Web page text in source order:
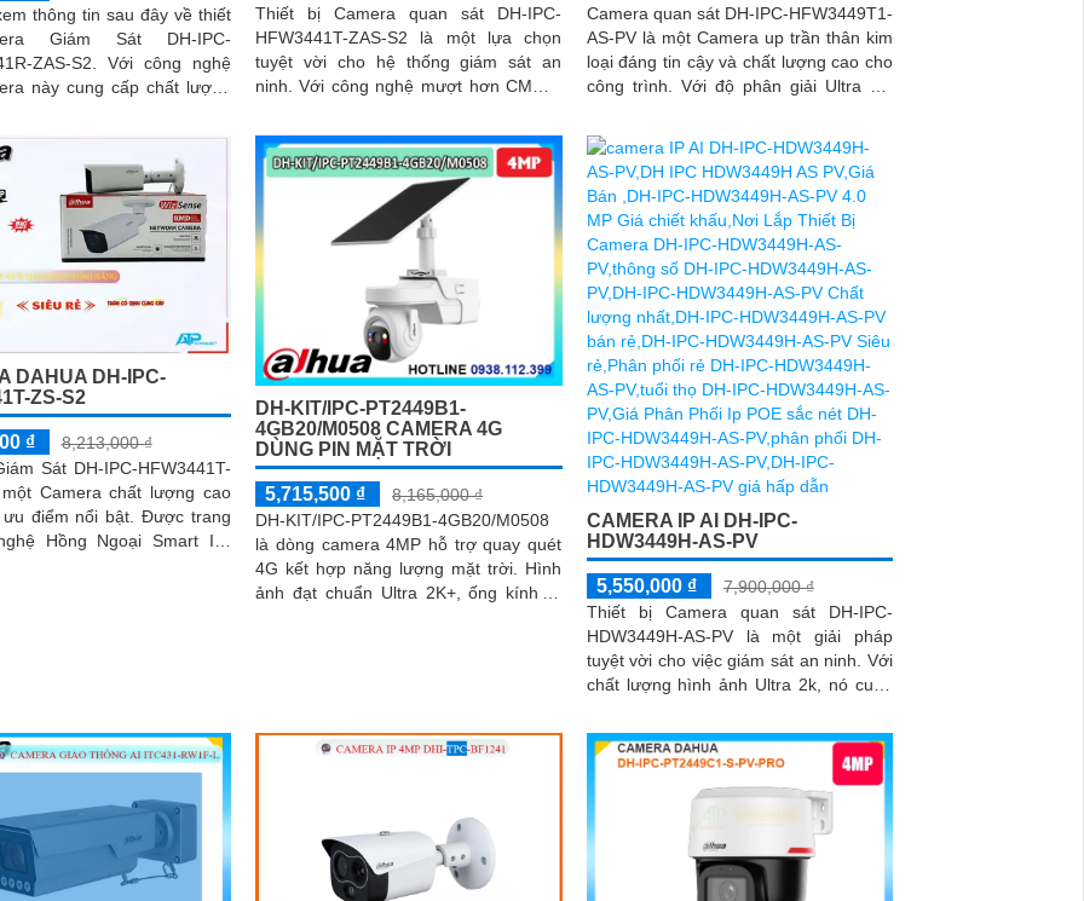
thông tin sau đây về thiết
Giám Sát DH-IPC-
S2. Với công nghệ
này cung cấp chất lượng
Thiết bị Camera quan sát DH-IPC-
HFW3441T-ZAS-S2 là một lựa chọn
tuyệt vời cho hệ thống giám sát an
ninh. Với công nghệ mượt hơn CMOS,
thận những gì đang xảy ra trong khu
vực được giám sát
Camera quan sát DH-IPC-HFW3449T1-
AS-PV là một Camera up trần thân kim
loại đáng tin cậy và chất lượng cao cho
công trình. Với độ phân giải Ultra 2k,
và chi tiết
DAHUA DH-IPC-
ZS-S2
₫
8,213,000 ₫
Sát DH-IPC-HFW3441T-
Camera chất lượng cao
nổi bật. Được trang
Hồng Ngoại Smart IR,
DH-KIT/IPC-PT2449B1-
4GB20/M0508 CAMERA 4G
DÙNG PIN MẶT TRỜI
5,715,500 ₫
8,165,000 ₫
DH-KIT/IPC-PT2449B1-4GB20/M0508
là dòng camera 4MP hỗ trợ quay quét
4G kết hợp năng lượng mặt trời. Hình
ảnh đạt chuẩn Ultra 2K+, ống kính 3.
CAMERA IP AI DH-IPC-
HDW3449H-AS-PV
5,550,000 ₫
7,900,000 ₫
Thiết bị Camera quan sát DH-IPC-
HDW3449H-AS-PV là một giải pháp
tuyệt vời cho việc giám sát an ninh. Với
chất lượng hình ảnh Ultra 2k, nó cung
cho phép bạn theo dõi mọi góc cạnh
một cách dễ dàng